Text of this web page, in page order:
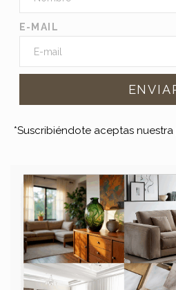
E-MAIL
*Suscribiéndote aceptas nuestra